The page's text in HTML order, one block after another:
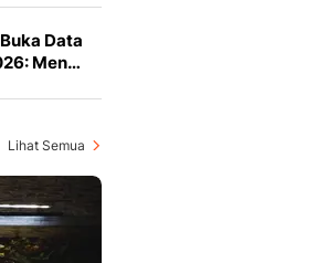
Data
Men…
Lihat Semua